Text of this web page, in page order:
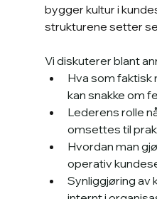
bygger kultur i
strukturene setter
Vi diskuterer blant
Hva som faktisk
kan snakke om
Lederens rolle
omsettes til
Hvordan man
operativ
Synliggjøring av